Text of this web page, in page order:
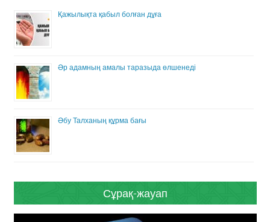
Қажылықта қабыл болған дұға
Әр адамның амалы таразыда өлшенеді
Әбу Талханың құрма бағы
Сұрақ-жауап